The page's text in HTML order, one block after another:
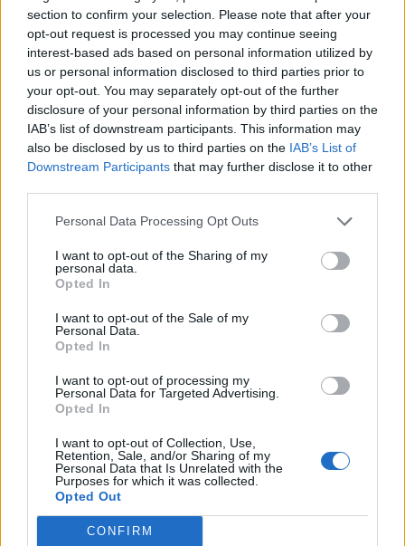
section to confirm your selection. Please note that after your
opt-out request is processed you may continue seeing
interest-based ads based on personal information utilized by
us or personal information disclosed to third parties prior to
your opt-out. You may separately opt-out of the further
disclosure of your personal information by third parties on the
IAB’s list of downstream participants. This information may
also be disclosed by us to third parties on the IAB’s List of
Downstream Participants that may further disclose it to other
Personal Data Processing Opt Outs
I want to opt-out of the Sharing of my
personal data.
Opted In
I want to opt-out of the Sale of my
Personal Data.
Opted In
I want to opt-out of processing my
Personal Data for Targeted Advertising.
Opted In
I want to opt-out of Collection, Use,
Retention, Sale, and/or Sharing of my
Personal Data that Is Unrelated with the
Purposes for which it was collected.
Opted Out
CONFIRM